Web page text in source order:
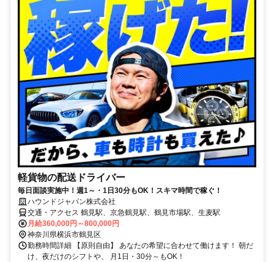
軽貨物の配送ドライバー
毎日面談実施中！週1～・1日30分もOK！スキマ時間で稼ぐ！
ハウンドジャパン株式会社
交通・アクセス 鶴見駅、京急鶴見駅、鶴見市場駅、生麦駅
月給360,000円～800,000円
神奈川県横浜市鶴見区
勤務時間詳細 【原則自由】 あなたの希望に合わせて働けます！ 朝だ
け、夜だけのシフトや、 月1日・30分～もOK！